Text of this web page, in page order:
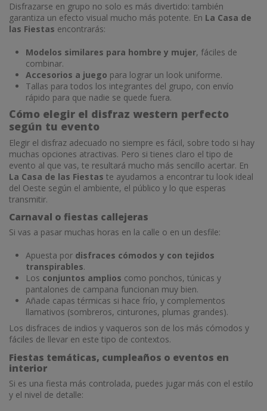
Disfrazarse en grupo no solo es más divertido: también
garantiza un efecto visual mucho más potente. En La Casa de
las Fiestas encontrarás:
Modelos similares para hombre y mujer, fáciles de
combinar.
Accesorios a juego para lograr un look uniforme.
Tallas para todos los integrantes del grupo, con envío
rápido para que nadie se quede fuera.
Cómo elegir el disfraz western perfecto
según tu evento
Elegir el disfraz adecuado no siempre es fácil, sobre todo si hay
muchas opciones atractivas. Pero si tienes claro el tipo de
evento al que vas, te resultará mucho más sencillo acertar. En
La Casa de las Fiestas te ayudamos a encontrar tu look ideal
del Oeste según el ambiente, el público y lo que esperas
transmitir.
Carnaval o fiestas callejeras
Si vas a pasar muchas horas en la calle o en un desfile:
Apuesta por disfraces cómodos y con tejidos
transpirables.
Los conjuntos amplios como ponchos, túnicas y
pantalones de campana funcionan muy bien.
Añade capas térmicas si hace frío, y complementos
llamativos (sombreros, cinturones, plumas grandes).
Los disfraces de indios y vaqueros son de los más cómodos y
fáciles de llevar en este tipo de contextos.
Fiestas temáticas, cumpleaños o eventos en
interior
Si es una fiesta más controlada, puedes jugar más con el estilo
y el nivel de detalle: